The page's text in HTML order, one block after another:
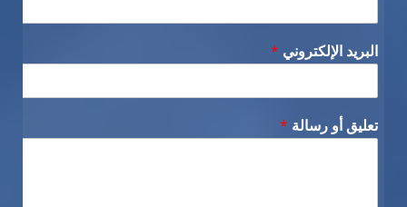
البريد الإلكتروني *
تعليق أو رسالة *